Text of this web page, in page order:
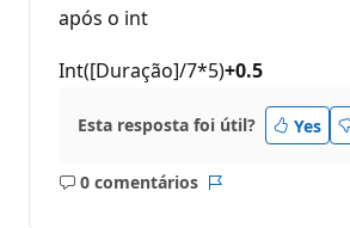
após o int
Int([Duração]/7*5)+0.5
Esta resposta foi útil? Yes
0 comentários
Sem
Relatório